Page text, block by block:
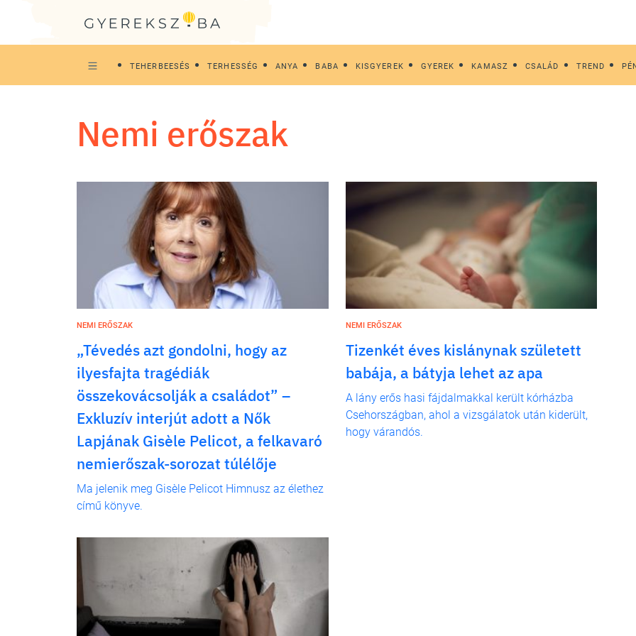
TEHERBEESÉS TERHESSÉG ANYA BABA KISGYEREK GYEREK KAMASZ CSALÁD TREND
nemi erőszak
NEMI ERŐSZAK
„Tévedés azt gondolni, hogy az
ilyesfajta tragédiák
összekovácsolják a családot” –
Exkluzív interjút adott a Nők
Lapjának Gisèle Pelicot, a felkavaró
nemierőszak-sorozat túlélője
Ma jelenik meg Gisèle Pelicot Himnusz az élethez
című könyve.
NEMI ERŐSZAK
Tizenkét éves kislánynak született
babája, a bátyja lehet az apa
A lány erős hasi fájdalmakkal került kórházba
Csehországban, ahol a vizsgálatok után kiderült,
hogy várandós.